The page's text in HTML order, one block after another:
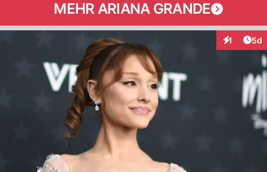
MEHR ARIANA GRANDE
1 5d